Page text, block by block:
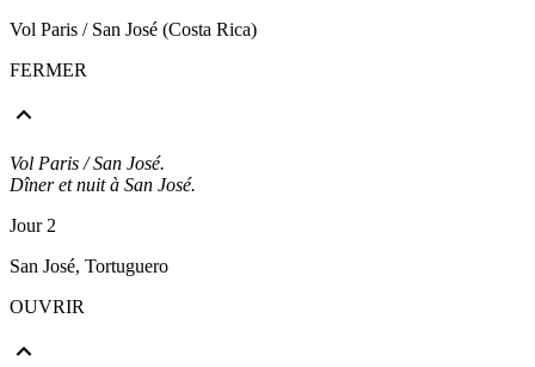
Vol Paris / San José (Costa Rica)
FERMER
Vol Paris / San José.
Dîner et nuit à San José.
Jour 2
San José, Tortuguero
OUVRIR